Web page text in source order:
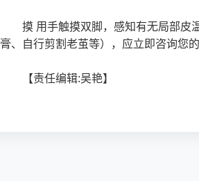
摸 用手触摸双脚，感知有无局部皮
膏、自行剪割老茧等），应立即咨询您
【责任编辑:吴艳】